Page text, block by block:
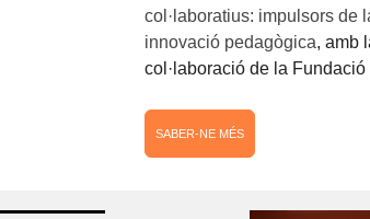
col·laboratius: impulsors de
innovació pedagògica, amb
col·laboració de la Fundació
SABER-NE MÉS